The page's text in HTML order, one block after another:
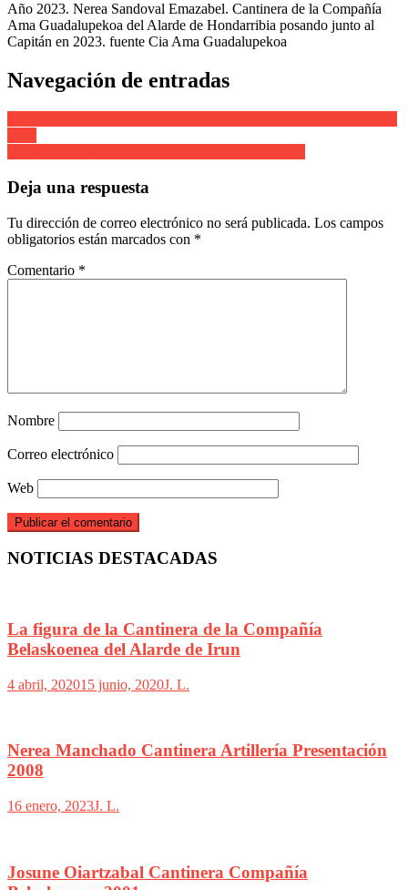
Año 2023. Nerea Sandoval Emazabel. Cantinera de la Compañía
Ama Guadalupekoa del Alarde de Hondarribia posando junto al
Capitán en 2023. fuente Cia Ama Guadalupekoa
Navegación de entradas
Deja una respuesta
Tu dirección de correo electrónico no será publicada. Los campos
obligatorios están marcados con *
Comentario *
Nombre
Correo electrónico
Web
NOTICIAS DESTACADAS
La figura de la Cantinera de la Compañía
Belaskoenea del Alarde de Irun
4 abril, 202015 junio, 2020J. L.
Nerea Manchado Cantinera Artillería Presentación
2008
16 enero, 2023J. L.
Josune Oiartzabal Cantinera Compañía